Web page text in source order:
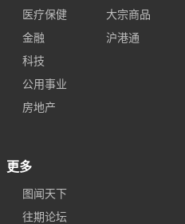
医疗保健
金融
科技
公用事业
房地产
大宗商品
沪港通
更多
图闻天下
往期论坛